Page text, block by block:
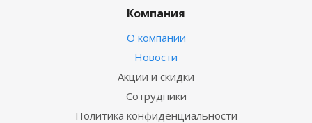
Компания
О компании
Новости
Акции и скидки
Сотрудники
Политика конфиденциальности